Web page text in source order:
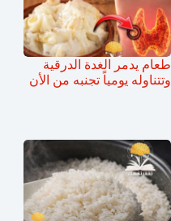
طعام يدمر الغدة الدرقية
وتتناوله يومياً تجنبه من الأن